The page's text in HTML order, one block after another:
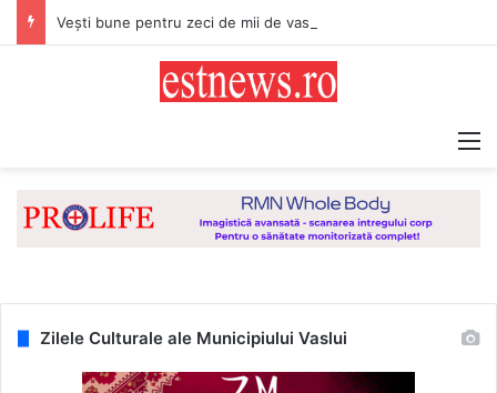
Zilele Culturale ale Municipiului Vaslui